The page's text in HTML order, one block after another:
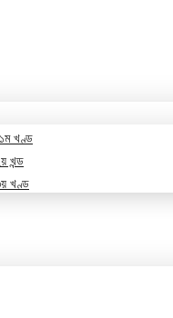
খণ্ড
খন্ড
খণ্ড